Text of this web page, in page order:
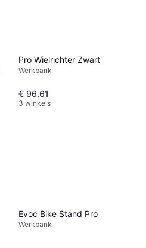
Pro Wielrichter Zwart
Werkbank
€ 96,61
3 winkels
Evoc Bike Stand Pro
Werkbank